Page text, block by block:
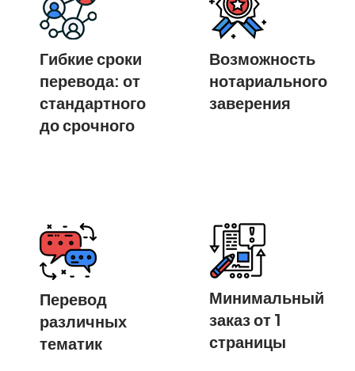
Гибкие сроки
перевода: от
стандартного
до срочного
Возможность
нотариального
заверения
Перевод
различных
тематик
Минимальный
заказ от 1
страницы